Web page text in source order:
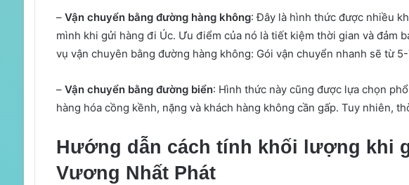
– Vận chuyển bằng đường hàng không: Đây là hình thức được nhiều
mình khi gửi hàng đi Úc. Ưu điểm của nó là tiết kiệm thời gian và đảm
vụ vận chuyên bằng đường hàng không: Gói vận chuyển nhanh sẽ từ
–Vận chuyển bằng đường biển: Hình thức này cũng được lựa chọn
hàng hóa cồng kềnh, nặng và khách hàng không cần gấp. Tuy nhiên,
Hướng dẫn cách tính khối lượng khi
Vương Nhất Phát